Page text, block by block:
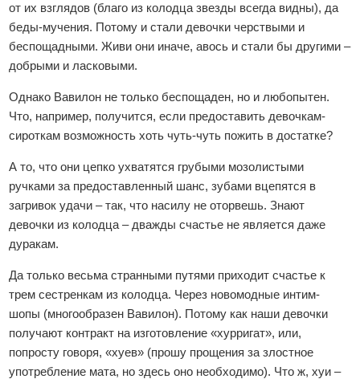
от их взглядов (благо из колодца звезды всегда видны), да
беды-мучения. Потому и стали девочки черствыми и
беспощадными. Живи они иначе, авось и стали бы другими –
добрыми и ласковыми.
Однако Вавилон не только беспощаден, но и любопытен.
Что, например, получится, если предоставить девочкам-
сироткам возможность хоть чуть-чуть пожить в достатке?
А то, что они цепко ухватятся грубыми мозолистыми
ручками за предоставленный шанс, зубами вцепятся в
загривок удачи – так, что насилу не оторвешь. Знают
девочки из колодца – дважды счастье не является даже
дуракам.
Да только весьма странными путями приходит счастье к
трем сестренкам из колодца. Через новомодные интим-
шопы (многообразен Вавилон). Потому как наши девочки
получают контракт на изготовление «хурригат», или,
попросту говоря, «хуев» (прошу прощения за злостное
употребление мата, но здесь оно необходимо). Что ж, хуи –